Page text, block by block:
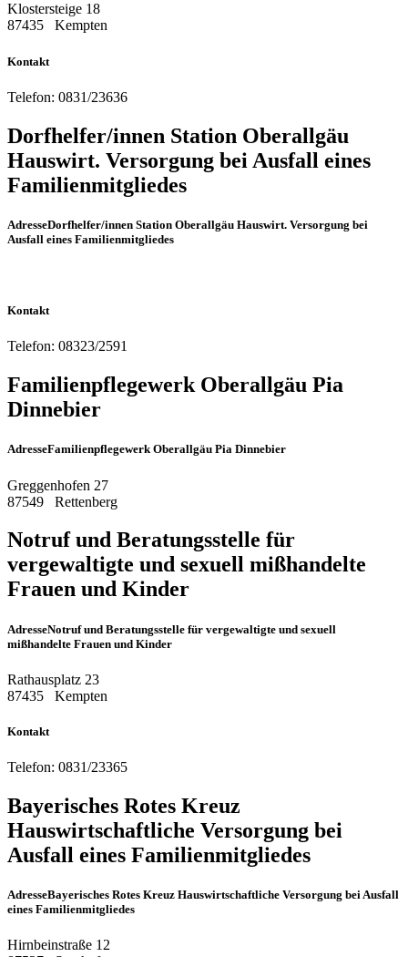
Klostersteige 18
87435
Kempten
Kontakt
Telefon: 0831/23636
Dorfhelfer/innen Station Oberallgäu
Hauswirt. Versorgung bei Ausfall eines
Familienmitgliedes
AdresseDorfhelfer/innen Station Oberallgäu Hauswirt. Versorgung bei
Ausfall eines Familienmitgliedes
Kontakt
Telefon: 08323/2591
Familienpflegewerk Oberallgäu Pia
Dinnebier
AdresseFamilienpflegewerk Oberallgäu Pia Dinnebier
Greggenhofen 27
87549
Rettenberg
Notruf und Beratungsstelle für
vergewaltigte und sexuell mißhandelte
Frauen und Kinder
AdresseNotruf und Beratungsstelle für vergewaltigte und sexuell
mißhandelte Frauen und Kinder
Rathausplatz 23
87435
Kempten
Kontakt
Telefon: 0831/23365
Bayerisches Rotes Kreuz
Hauswirtschaftliche Versorgung bei
Ausfall eines Familienmitgliedes
AdresseBayerisches Rotes Kreuz Hauswirtschaftliche Versorgung bei Ausfall
eines Familienmitgliedes
Hirnbeinstraße 12